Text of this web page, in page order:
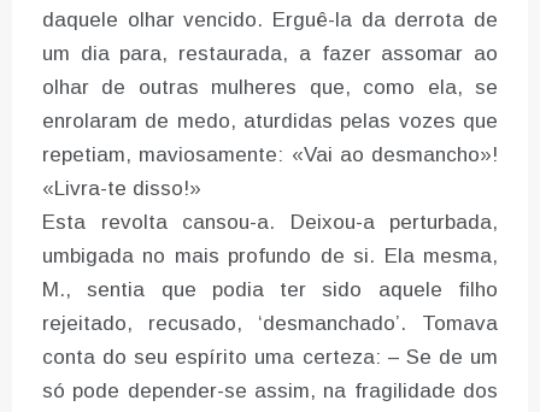
daquele olhar vencido. Erguê-la da derrota de
um dia para, restaurada, a fazer assomar ao
olhar de outras mulheres que, como ela, se
enrolaram de medo, aturdidas pelas vozes que
repetiam, maviosamente: «Vai ao desmancho»!
«Livra-te disso!»
Esta revolta cansou-a. Deixou-a perturbada,
umbigada no mais profundo de si. Ela mesma,
M., sentia que podia ter sido aquele filho
rejeitado, recusado, ‘desmanchado’. Tomava
conta do seu espírito uma certeza: – Se de um
só pode depender-se assim, na fragilidade dos